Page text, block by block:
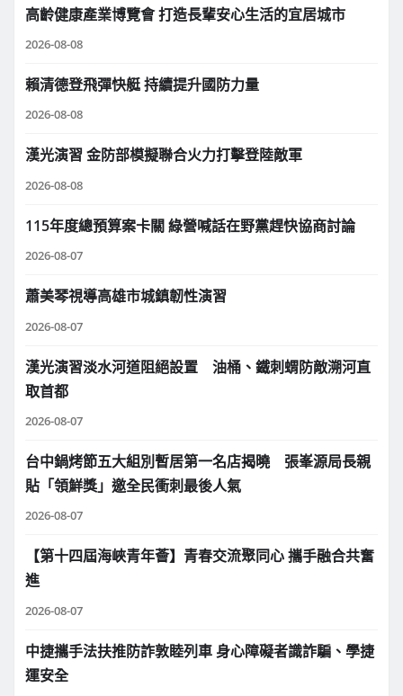
高齡健康產業博覽會 打造長輩安心生活的宜居城市
2026-08-08
賴清德登飛彈快艇 持續提升國防力量
2026-08-08
漢光演習 金防部模擬聯合火力打擊登陸敵軍
2026-08-08
115年度總預算案卡關 綠營喊話在野黨趕快協商討論
2026-08-07
蕭美琴視導高雄市城鎮韌性演習
2026-08-07
漢光演習淡水河道阻絕設置 油桶、鐵刺蝟防敵溯河直
取首都
2026-08-07
台中鍋烤節五大組別暫居第一名店揭曉 張峯源局長親
貼「領鮮獎」邀全民衝刺最後人氣
2026-08-07
【第十四屆海峽青年薈】青春交流聚同心 攜手融合共奮
進
2026-08-07
中捷攜手法扶推防詐敦睦列車 身心障礙者識詐騙、學捷
運安全